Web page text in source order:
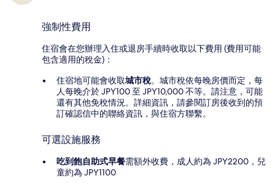
強制性費用
住宿會在您辦理入住或退房手續時收取以下費用 (費用可能
包含適用的稅金)：
住宿地可能會收取城市稅。城市稅依每晚房價而定，每
人每晚介於 JPY100 至 JPY10,000 不等。請注意，可能
還有其他免稅情況。詳細資訊，請參閱訂房後收到的預
訂確認信中的聯絡資訊，與住宿方聯繫。
可選設施服務
吃到飽自助式早餐需額外收費，成人約為 JPY2200，兒
童約為 JPY1100